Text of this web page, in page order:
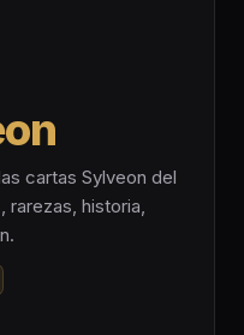
cartas Sylveon del
rarezas, historia,